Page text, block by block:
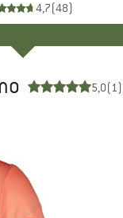
4,7(48)
5,0(1)